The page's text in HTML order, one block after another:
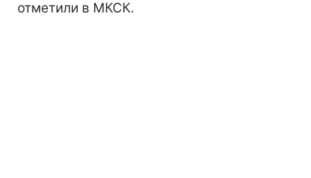
отметили в МКСК.